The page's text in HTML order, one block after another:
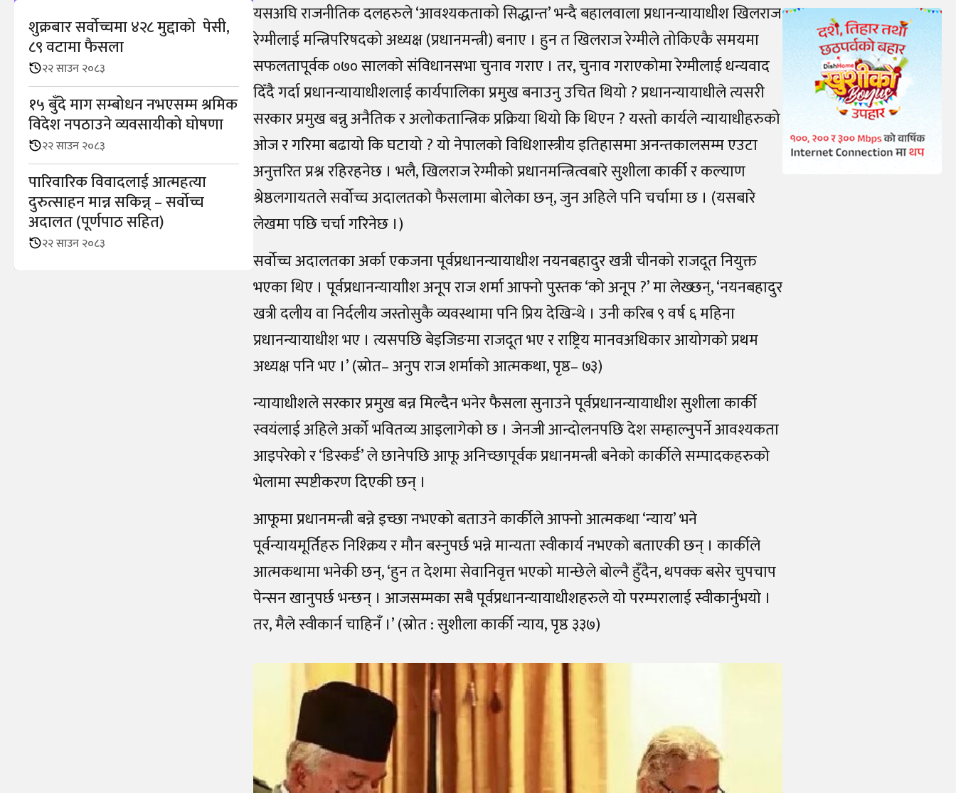
शुक्रबार सर्वोच्चमा ४२८ मुद्दाको पेसी,
८९ वटामा फैसला
२२ साउन २०८३
१५ बुँदे माग सम्बोधन नभएसम्म श्रमिक
विदेश नपठाउने व्यवसायीको घोषणा
२२ साउन २०८३
पारिवारिक विवादलाई आत्महत्या
दुरुत्साहन मान्न सकिन्न् – सर्वोच्च
अदालत (पूर्णपाठ सहित)
२२ साउन २०८३
यसअघि राजनीतिक दलहरुले ‘आवश्यकताको सिद्धान्त’ भन्दै बहालवाला प्रधानन्यायाधीश खिलराज
रेग्मीलाई मन्त्रिपरिषदको अध्यक्ष (प्रधानमन्त्री) बनाए । हुन त खिलराज रेग्मीले तोकिएकै समयमा
सफलतापूर्वक ०७० सालको संविधानसभा चुनाव गराए । तर, चुनाव गराएकोमा रेग्मीलाई धन्यवाद
दिँदै गर्दा प्रधानन्यायाधीशलाई कार्यपालिका प्रमुख बनाउनु उचित थियो ? प्रधानन्यायाधीले त्यसरी
सरकार प्रमुख बन्नु अनैतिक र अलोकतान्त्रिक प्रक्रिया थियो कि थिएन ? यस्तो कार्यले न्यायाधीहरुको
ओज र गरिमा बढायो कि घटायो ? यो नेपालको विधिशास्त्रीय इतिहासमा अनन्तकालसम्म एउटा
अनुत्तरित प्रश्न रहिरहनेछ । भलै, खिलराज रेग्मीको प्रधानमन्त्रित्वबारे सुशीला कार्की र कल्याण
श्रेष्ठलगायतले सर्वोच्च अदालतको फैसलामा बोलेका छन्, जुन अहिले पनि चर्चामा छ । (यसबारे
लेखमा पछि चर्चा गरिनेछ ।)
सर्वोच्च अदालतका अर्का एकजना पूर्वप्रधानन्यायाधीश नयनबहादुर खत्री चीनको राजदूत नियुक्त
भएका थिए । पूर्वप्रधानन्यायाीश अनूप राज शर्मा आफ्नो पुस्तक ‘को अनूप ?’ मा लेख्छन्, ‘नयनबहादुर
खत्री दलीय वा निर्दलीय जस्तोसुकै व्यवस्थामा पनि प्रिय देखिन्थे । उनी करिब ९ वर्ष ६ महिना
प्रधानन्यायाधीश भए । त्यसपछि बेइजिङमा राजदूत भए र राष्ट्रिय मानवअधिकार आयोगको प्रथम
अध्यक्ष पनि भए ।’ (स्रोत– अनुप राज शर्माको आत्मकथा, पृष्ठ– ७३)
न्यायाधीशले सरकार प्रमुख बन्न मिल्दैन भनेर फैसला सुनाउने पूर्वप्रधानन्यायाधीश सुशीला कार्की
स्वयंलाई अहिले अर्को भवितव्य आइलागेको छ । जेनजी आन्दोलनपछि देश सम्हाल्नुपर्ने आवश्यकता
आइपरेको र ‘डिस्कर्ड’ ले छानेपछि आफू अनिच्छापूर्वक प्रधानमन्त्री बनेको कार्कीले सम्पादकहरुको
भेलामा स्पष्टीकरण दिएकी छन् ।
आफूमा प्रधानमन्त्री बन्ने इच्छा नभएको बताउने कार्कीले आफ्नो आत्मकथा ‘न्याय’ भने
पूर्वन्यायमूर्तिहरु निश्क्रिय र मौन बस्नुपर्छ भन्ने मान्यता स्वीकार्य नभएको बताएकी छन् । कार्कीले
आत्मकथामा भनेकी छन्, ‘हुन त देशमा सेवानिवृत्त भएको मान्छेले बोल्नै हुँदैन, थपक्क बसेर चुपचाप
पेन्सन खानुपर्छ भन्छन् । आजसम्मका सबै पूर्वप्रधानन्यायाधीशहरुले यो परम्परालाई स्वीकार्नुभयो ।
तर, मैले स्वीकार्न चाहिनँ ।’ (स्रोत : सुशीला कार्की न्याय, पृष्ठ ३३७)